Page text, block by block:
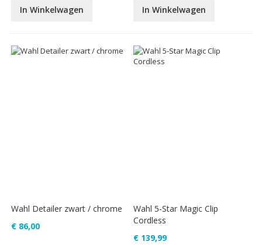
In Winkelwagen In Winkelwagen
Wahl Detailer zwart / chrome
€ 86,00
Wahl 5-Star Magic Clip
Cordless
€ 139,99